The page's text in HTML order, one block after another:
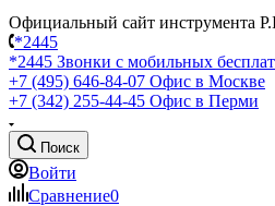
Официальный сайт инструмента
*2445
*2445 Звонки с мобильных
+7 (495) 646-84-07 Офис в Москве
+7 (342) 255-44-45 Офис в Перми
Поиск
Войти
Сравнение0